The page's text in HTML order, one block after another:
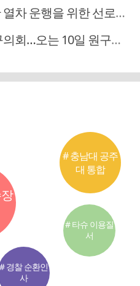
운행을 위한 선로관리
는 10일 원구성 다시 돌입
# 충남대 공주
대 통합
# 경찰 순환인
사
# 타슈 이용질
서